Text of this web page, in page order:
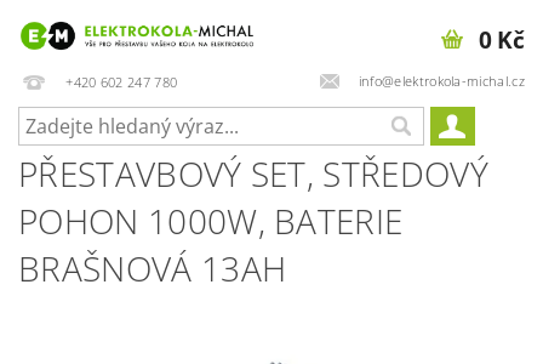
+420 602 247 780 info@elektrokola-michal.cz
0 Kč
PŘESTAVBOVÝ SET, STŘEDOVÝ
POHON 1000W, BATERIE
BRAŠNOVÁ 13AH